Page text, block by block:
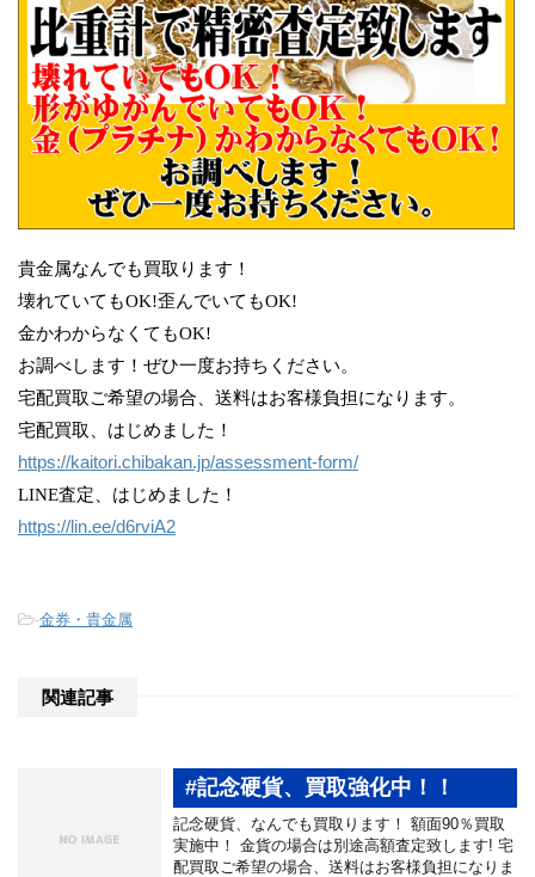
貴金属なんでも買取ります！
壊れていてもOK!歪んでいてもOK!
金かわからなくてもOK!
お調べします！ぜひ一度お持ちください。
宅配買取ご希望の場合、送料はお客様負担になります。
宅配買取、はじめました！
https://kaitori.chibakan.jp/assessment-form/
LINE査定、はじめました！
https://lin.ee/d6rviA2
-金券・貴金属
関連記事
#記念硬貨、買取強化中！！
記念硬貨、なんでも買取ります！ 額面90％買取
実施中！ 金貨の場合は別途高額査定致します! 宅
配買取ご希望の場合、送料はお客様負担になりま